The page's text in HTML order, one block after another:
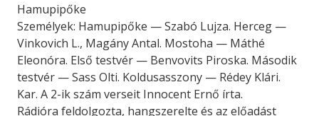
Hamupipőke
Személyek: Hamupipőke — Szabó Lujza. Herceg —
Vinkovich L., Magány Antal. Mostoha — Máthé
Eleonóra. Első testvér — Benvovits Piroska. Második
testvér — Sass Olti. Koldusasszony — Rédey Klári.
Kar. A 2-ik szám verseit Innocent Ernő írta.
Rádióra feldolgozta, hangszerelte és az előadást